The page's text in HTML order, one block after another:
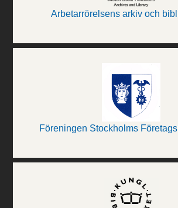
Arbetarrörelsens arkiv och
Föreningen Stockholms